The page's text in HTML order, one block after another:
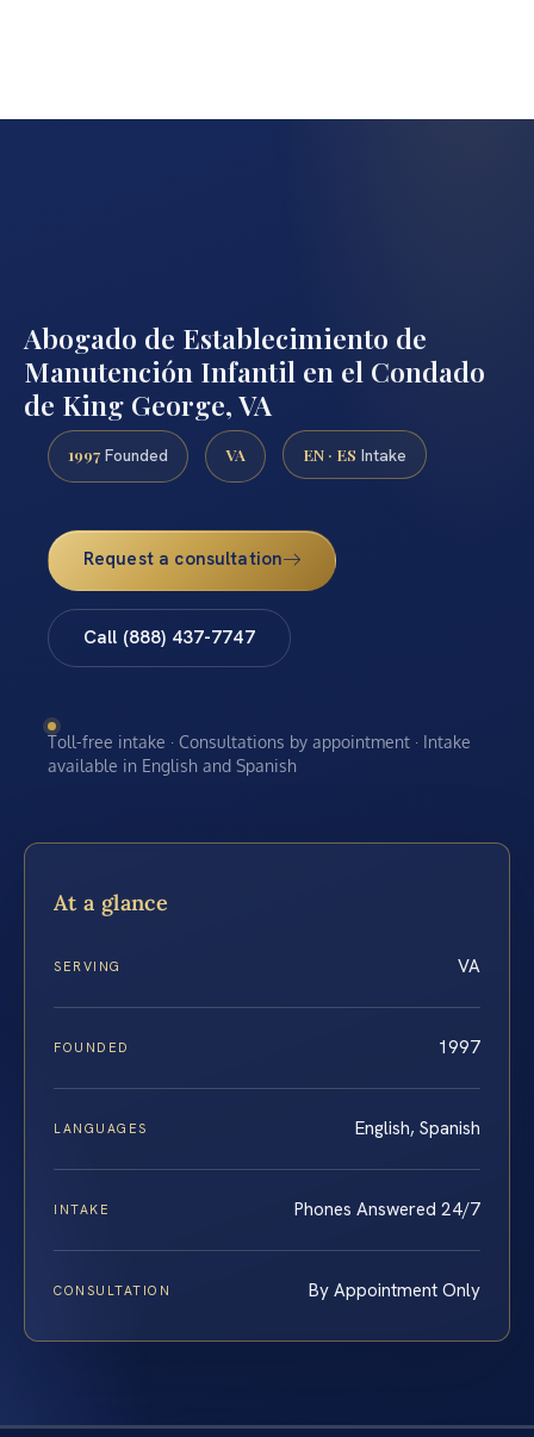
Abogado de Establecimiento de
Manutención Infantil en el Condado
de King George, VA
1997 Founded VA EN · ES Intake
Request a consultation
Call (888) 437-7747
Toll-free intake · Consultations by appointment · Intake
available in English and Spanish
At a glance
SERVING VA
FOUNDED 1997
LANGUAGES English, Spanish
INTAKE Phones Answered 24/7
CONSULTATION By Appointment Only